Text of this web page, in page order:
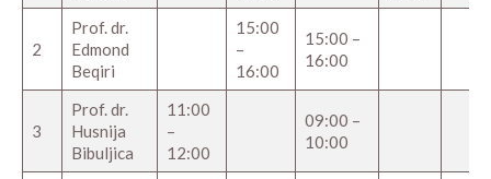
2
Prof. dr.
Edmond
Beqiri
15:00
–
16:00
15:00 –
16:00
3
Prof. dr.
Husnija
Bibuljica
11:00
–
12:00
09:00 –
10:00